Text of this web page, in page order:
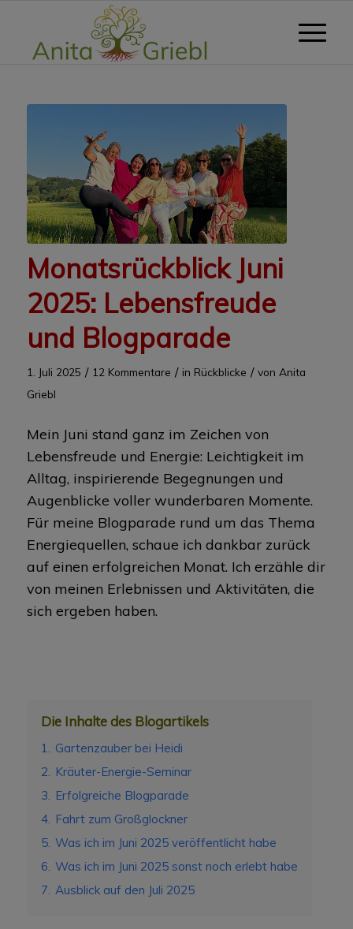
Monatsrückblick Juni
2025: Lebensfreude
und Blogparade
1. Juli 2025 / 12 Kommentare / in Rückblicke / von Anita
Griebl
Mein Juni stand ganz im Zeichen von
Lebensfreude und Energie: Leichtigkeit im
Alltag, inspirierende Begegnungen und
Augenblicke voller wunderbaren Momente.
Für meine Blogparade rund um das Thema
Energiequellen, schaue ich dankbar zurück
auf einen erfolgreichen Monat. Ich erzähle dir
von meinen Erlebnissen und Aktivitäten, die
sich ergeben haben.
Die Inhalte des Blogartikels
1.
Gartenzauber bei Heidi
2.
Kräuter-Energie-Seminar
3.
Erfolgreiche Blogparade
4. Fahrt zum Großglockner
5. Was ich im Juni 2025 veröffentlicht habe
6. Was ich im Juni 2025 sonst noch erlebt habe
7. Ausblick auf den Juli 2025